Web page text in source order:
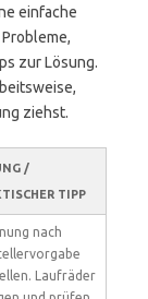
einfache
zur Lösung.
ziehst.
/
TIPP
nach
Laufräder